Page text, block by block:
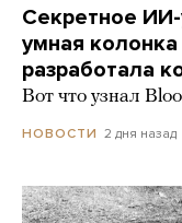
Секретное ИИ-
умная
разработала
Вот что узнал
НОВОСТИ 2 дня назад